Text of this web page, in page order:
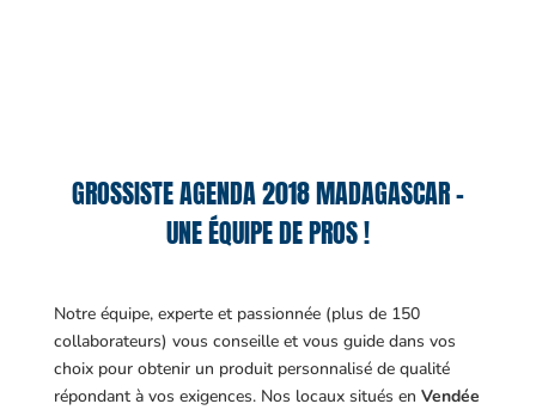
GROSSISTE AGENDA 2018 MADAGASCAR –
UNE ÉQUIPE DE PROS !
Notre équipe, experte et passionnée (plus de 150
collaborateurs) vous conseille et vous guide dans vos
choix pour obtenir un produit personnalisé de qualité
répondant à vos exigences. Nos locaux situés en Vendée